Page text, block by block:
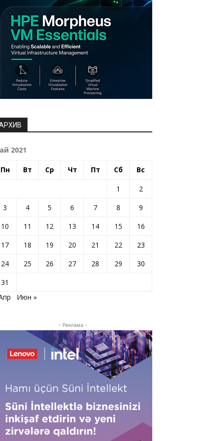
2021
Пн Вт Ср Чт Пт Сб Вс
1
2
3
4 5 6 7 8
9
10
11 12 13 14 15
16
17
18 19 20 21 22
23
24
25 26 27 28 29
30
31
Июн »
- Реклама -